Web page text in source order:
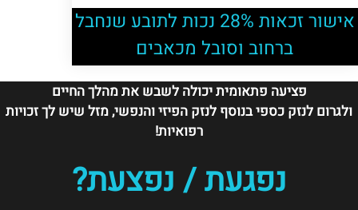
אישור זכאות 28% נכות לתובע שנחבל
ברחוב וסובל מכאבים
פציעה פתאומית יכולה לשבש את מהלך החיים
ולגרום לנזק כספי בנוסף לנזק הפיזי והנפשי, מזל שיש לך זכויות
רפואיות!
נפגעת / נפצעת?